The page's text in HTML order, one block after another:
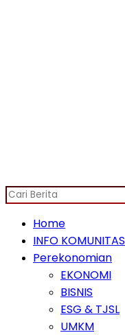
Home
INFO KOMUNITAS
Perekonomian
EKONOMI
BISNIS
ESG & TJSL
UMKM